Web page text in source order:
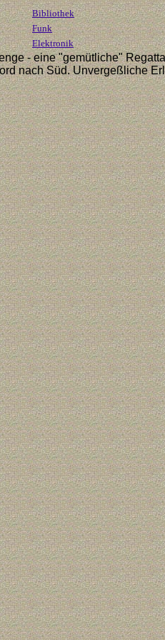
Bibliothek
Funk
Elektronik
- eine "gemütliche"
nach Süd. Unvergeßliche